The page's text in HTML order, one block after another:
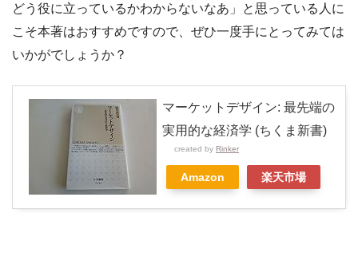
どう役に立っているかわからないなあ」と思っている人に
こそ本著はおすすめですので、ぜひ一度手にとってみては
いかがでしょうか？
マーケットデザイン: 最先端の
実用的な経済学 (ちくま新書)
created by Rinker
Amazon 楽天市場